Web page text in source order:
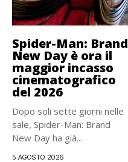
Spider-Man: Brand
New Day è ora il
maggior incasso
cinematografico
del 2026
Dopo soli sette giorni nelle
sale, Spider-Man: Brand
New Day ha già...
5 AGOSTO 2026